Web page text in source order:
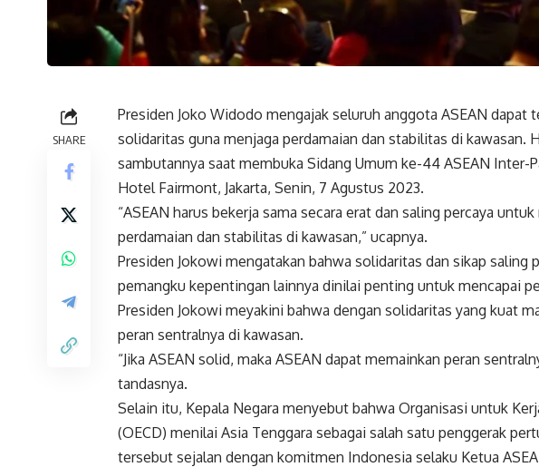
SHARE
Presiden Joko Widodo mengajak seluruh anggota ASEAN dapat
solidaritas guna menjaga perdamaian dan stabilitas di kawasan.
sambutannya saat membuka Sidang Umum ke-44 ASEAN Inter-
Hotel Fairmont, Jakarta, Senin, 7 Agustus 2023.
“ASEAN harus bekerja sama secara erat dan saling percaya
perdamaian dan stabilitas di kawasan,” ucapnya.
Presiden Jokowi mengatakan bahwa solidaritas dan sikap saling
pemangku kepentingan lainnya dinilai penting untuk mencapai
Presiden Jokowi meyakini bahwa dengan solidaritas yang kuat
peran sentralnya di kawasan.
“Jika ASEAN solid, maka ASEAN dapat memainkan peran
tandasnya.
Selain itu, Kepala Negara menyebut bahwa Organisasi untuk
(OECD) menilai Asia Tenggara sebagai salah satu penggerak
tersebut sejalan dengan komitmen Indonesia selaku Ketua